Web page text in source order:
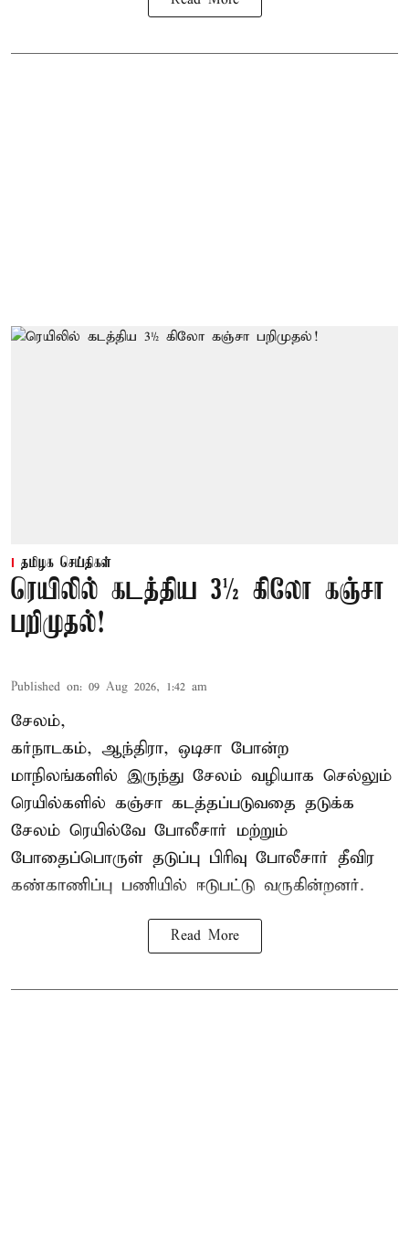
தமிழக செய்திகள்
ரெயிலில் கடத்திய 3½ கிலோ கஞ்சா
பறிமுதல்!
Published on: 09 Aug 2026, 1:42 am
சேலம்,
கர்நாடகம், ஆந்திரா, ஒடிசா போன்ற
மாநிலங்களில் இருந்து சேலம் வழியாக செல்லும்
ரெயில்களில் கஞ்சா கடத்தப்படுவதை தடுக்க
சேலம் ரெயில்வே போலீசார் மற்றும்
போதைப்பொருள் தடுப்பு பிரிவு போலீசார் தீவிர
கண்காணிப்பு பணியில் ஈடுபட்டு வருகின்றனர்.
Read More